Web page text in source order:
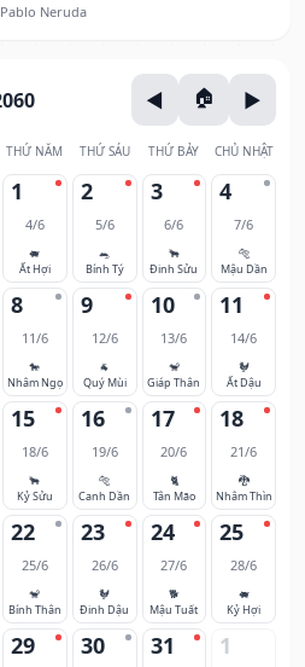
Neruda
THỨ NĂM THỨ SÁU THỨ BẢY CHỦ NHẬT
1
4/6
🐖
Ất Hợi
2
5/6
🐀
Bính Tý
3
6/6
🐂
Đinh Sửu
4
7/6
🐅
Mậu Dần
8
11/6
🐎
Nhâm Ngọ
9
12/6
🐐
Quý Mùi
10
13/6
🐒
Giáp Thân
11
14/6
🐓
Ất Dậu
15
18/6
🐂
Kỷ Sửu
16
19/6
🐅
Canh Dần
17
20/6
🐈
Tân Mão
18
21/6
🐉
Nhâm Thìn
22
25/6
🐒
Bính Thân
23
26/6
🐓
Đinh Dậu
24
27/6
🐕
Mậu Tuất
25
28/6
🐖
Kỷ Hợi
29 30 31 1